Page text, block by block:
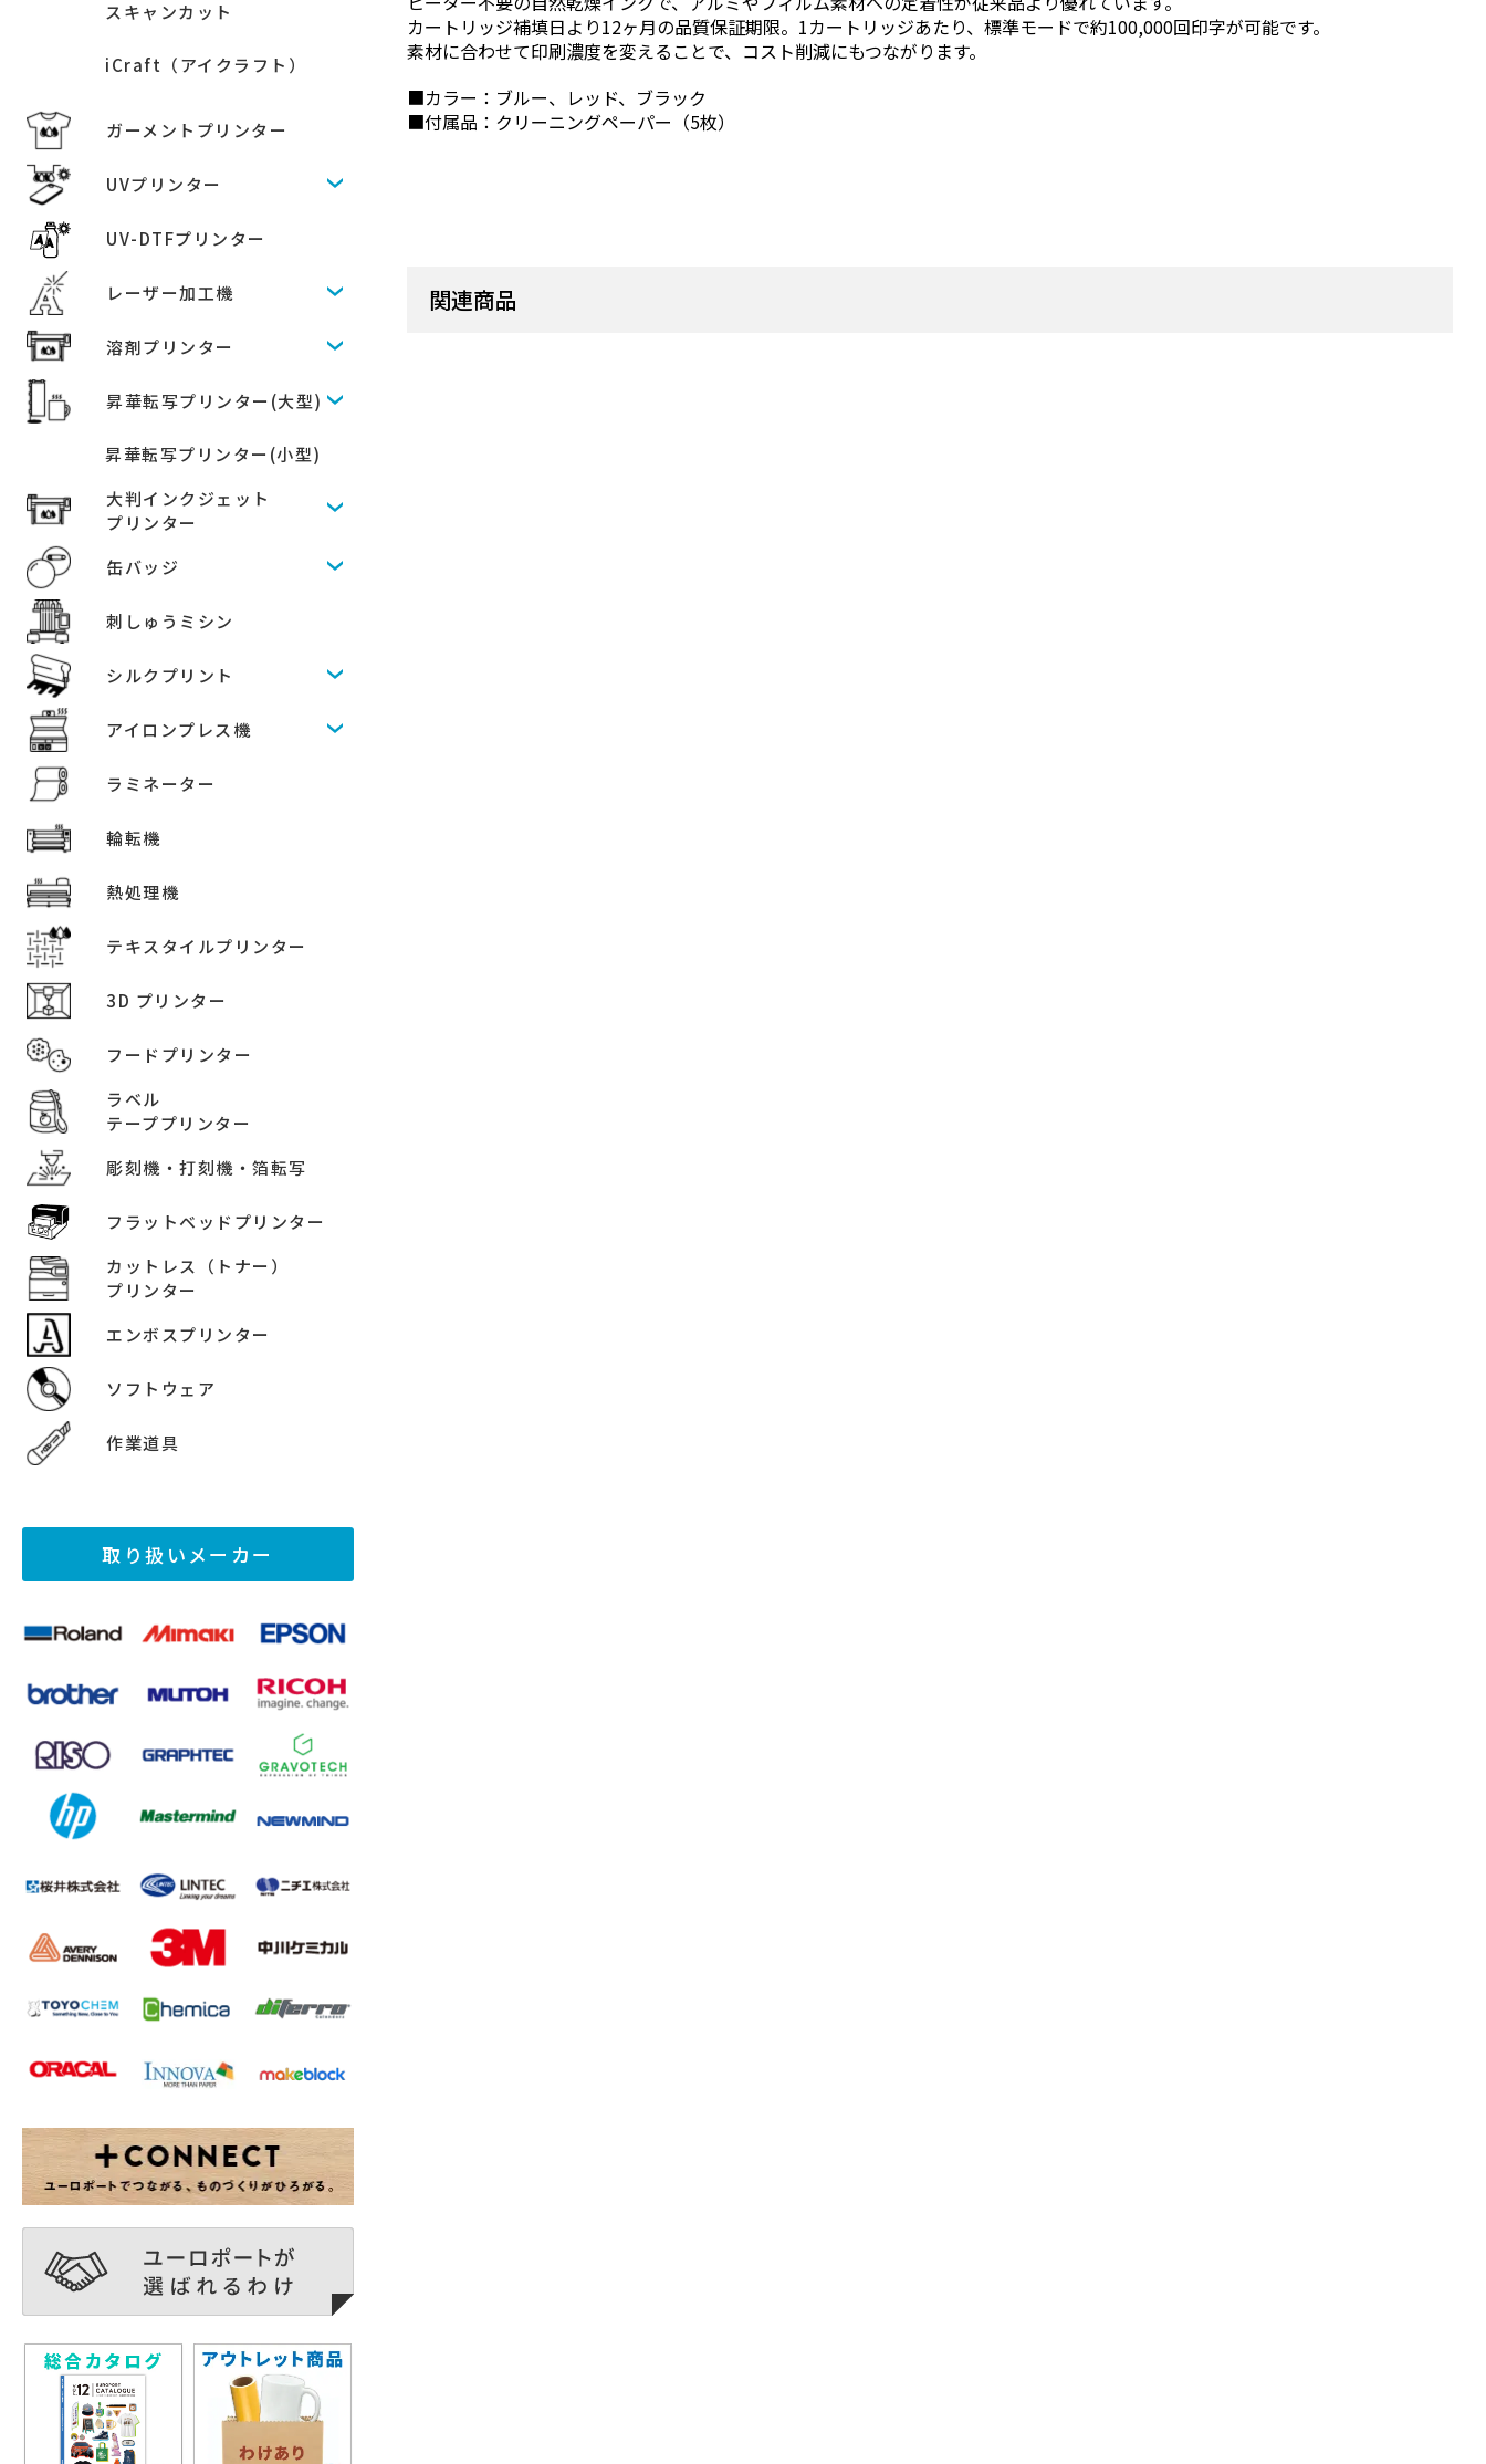
スキャンカット
iCraft（アイクラフト）
ガーメントプリンター
UVプリンター
UV-DTFプリンター
レーザー加工機
溶剤プリンター
昇華転写プリンター(大型)
昇華転写プリンター(小型)
大判インクジェット
プリンター
缶バッジ
刺しゅうミシン
シルクプリント
アイロンプレス機
ラミネーター
輪転機
熱処理機
テキスタイルプリンター
3D プリンター
フードプリンター
ラベル
テーププリンター
彫刻機・打刻機・箔転写
フラットベッドプリンター
カットレス（トナー）
プリンター
エンボスプリンター
ソフトウェア
作業道具
取り扱いメーカー
カートリッジ補填日より12ヶ月の品質保証期限。1カートリッジあたり、標準モードで約100,000回印字が可能です。
素材に合わせて印刷濃度を変えることで、コスト削減にもつながります。
■カラー：ブルー、レッド、ブラック
■付属品：クリーニングペーパー（5枚）
関連商品